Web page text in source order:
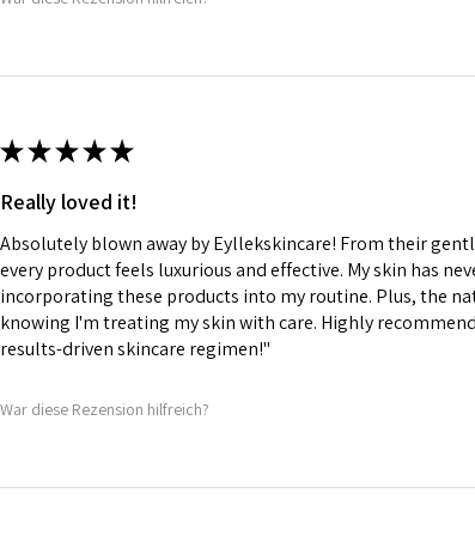
★★★★★
Really loved it!
Absolutely blown away by Eyllekskincare! From their
every product feels luxurious and effective. My skin has
incorporating these products into my routine. Plus, the
knowing I'm treating my skin with care. Highly
results-driven skincare regimen!"
War diese Rezension hilfreich?